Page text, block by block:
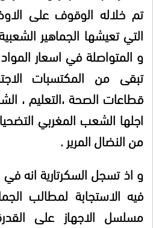
تم خلاله الوقوف على
التي تعيشها الجماهير
و المتواصلة في اسعار
تبقى من المكتسبات
قطاعات الصحة ،التعليم ،
اجلها الشعب المغربي
من النضال المرير .
و اذ تسجل السكرتارية انه
فيه الاستجابة لمطالب
مسلسل الاجهاز على